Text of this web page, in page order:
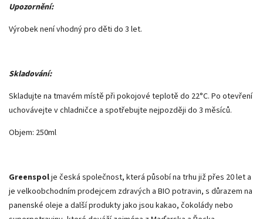
Upozornění:
Výrobek není vhodný pro děti do 3 let.
Skladování:
Skladujte na tmavém místě při pokojové teplotě do 22°C. Po otevření
uchovávejte v chladničce a spotřebujte nejpozději do 3 měsíců.
Objem: 250ml
Greenspolje česká společnost, která působí na trhu již přes 20 let a
je velkoobchodním prodejcem zdravých a BIO potravin, s důrazem na
panenské oleje a další produkty jako jsou kakao, čokolády nebo